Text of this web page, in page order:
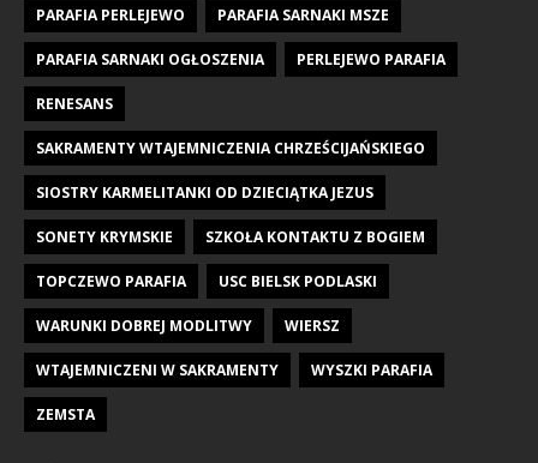
PARAFIA PERLEJEWO PARAFIA SARNAKI MSZE
PARAFIA SARNAKI OGŁOSZENIA PERLEJEWO PARAFIA
RENESANS
SAKRAMENTY WTAJEMNICZENIA CHRZEŚCIJAŃSKIEGO
SIOSTRY KARMELITANKI OD DZIECIĄTKA JEZUS
SONETY KRYMSKIE SZKOŁA KONTAKTU Z BOGIEM
TOPCZEWO PARAFIA USC BIELSK PODLASKI
WARUNKI DOBREJ MODLITWY WIERSZ
WTAJEMNICZENI W SAKRAMENTY WYSZKI PARAFIA
ZEMSTA